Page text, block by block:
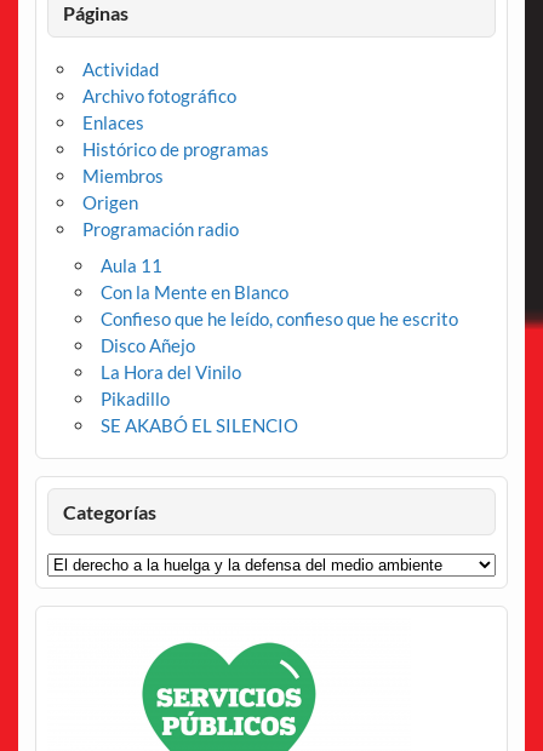
Páginas
Actividad
Archivo fotográfico
Enlaces
Histórico de programas
Miembros
Origen
Programación radio
Aula 11
Con la Mente en Blanco
Confieso que he leído, confieso que he escrito
Disco Añejo
La Hora del Vinilo
Pikadillo
SE AKABÓ EL SILENCIO
Categorías
Categorías